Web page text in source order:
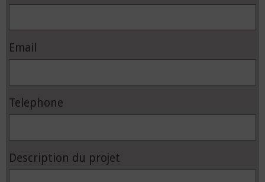
Email
Telephone
Description du projet